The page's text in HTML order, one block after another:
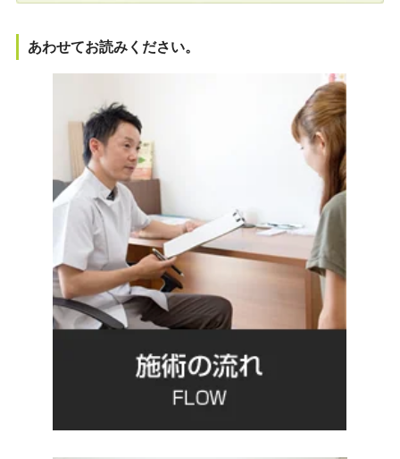
あわせてお読みください。